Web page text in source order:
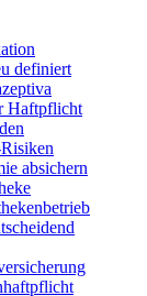
definiert
Haftpflicht
absichern